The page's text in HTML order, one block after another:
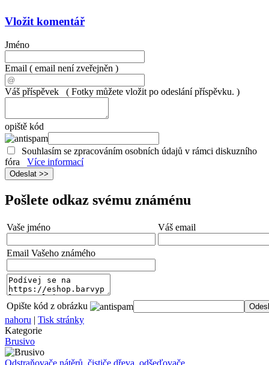
Vložit komentář
Jméno
Email ( email není zveřejněn )
Váš příspěvek ( Fotky můžete vložit po odeslání příspěvku. )
opiště kód
Souhlasím se zpracováním osobních údajů v rámci diskuzního
fóra
Více informací
Pošlete odkaz svému známénu
Vaše jméno Váš email
Email Vašeho známého
Opište kód z obrázku
nahoru | Tisk stránky
Kategorie
Brusivo
Odstraňovače nátěrů, čističe dřeva, odšeďovače